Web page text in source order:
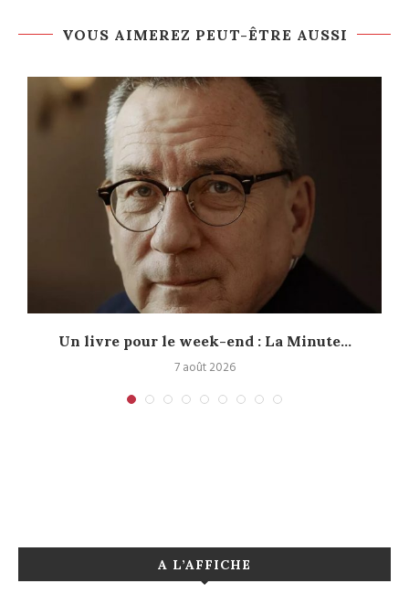
VOUS AIMEREZ PEUT-ÊTRE AUSSI
Un livre pour le week-end : La Minute...
7 août 2026
A L’AFFICHE